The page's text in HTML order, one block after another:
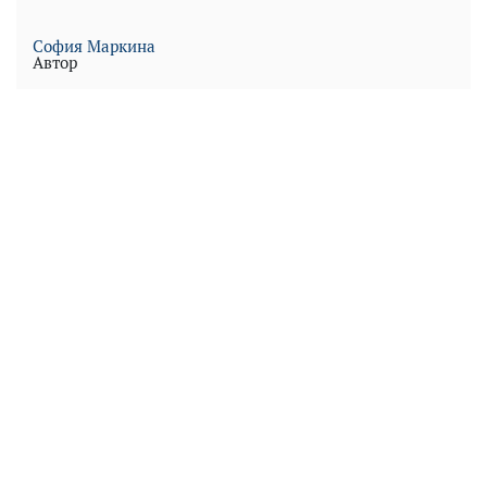
София Маркина
Автор